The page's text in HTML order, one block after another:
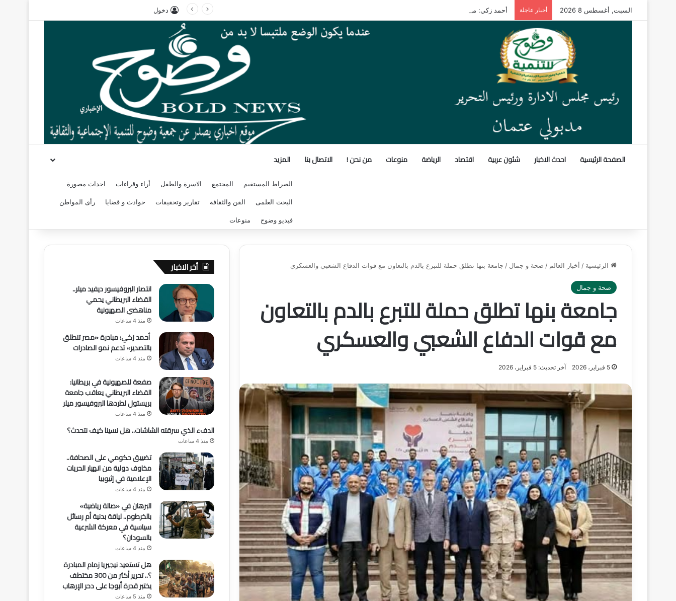
السبت, أغسطس 8 2026 أخبار عاجلة أحمد زكي: مبادرة «مصر تنطلق بالتصدير» تدعم نمو الصادرات دخول
الصفحة الرئيسية احدث الاخبار شئون عربية اقتصاد الرياضة منوعات من نحن ! الاتصال بنا المزيد
الصراط المستقيم المجتمع الاسرة والطفل أراء وقراءات احداث مصورة
البحث العلمى الفن والثقافة تقارير وتحقيقات حوادث و قضايا رأى المواطن
فيديو وضوح منوعات
الرئيسية / أخبار العالم / صحة و جمال / جامعة بنها تطلق حملة للتبرع بالدم بالتعاون مع قوات الدفاع الشعبي والعسكري
صحة و جمال
جامعة بنها تطلق حملة للتبرع بالدم بالتعاون
مع قوات الدفاع الشعبي والعسكري
5 فبراير، 2026 آخر تحديث: 5 فبراير، 2026
أخر الاخبار
انتصار البروفيسور ديفيد ميلر..
القضاء البريطاني يحمي
مناهضي الصهيونية
منذ 4 ساعات
أحمد زكي: مبادرة «مصر تنطلق
بالتصدير» تدعم نمو الصادرات
منذ 4 ساعات
صفعة للصهيونية في بريطانيا:
القضاء البريطاني يعاقب جامعة
بريستول لطردها البروفيسور ميلر
منذ 4 ساعات
الدفء الذي سرقته الشاشات.. هل نسينا كيف نتحدث؟
منذ 4 ساعات
تضييق حكومي على الصحافة..
مخاوف دولية من انهيار الحريات
الإعلامية في إثيوبيا
منذ 4 ساعات
البرهان في «صالة رياضية»
بالخرطوم.. لياقة بدنية أم رسائل
سياسية في معركة الشرعية
بالسودان؟
منذ 4 ساعات
هل تستعيد نيجيريا زمام المبادرة
؟.. تحرير أكثر من 300 مختطف
يختبر قدرة أبوجا على دحر الإرهاب
منذ 5 ساعات